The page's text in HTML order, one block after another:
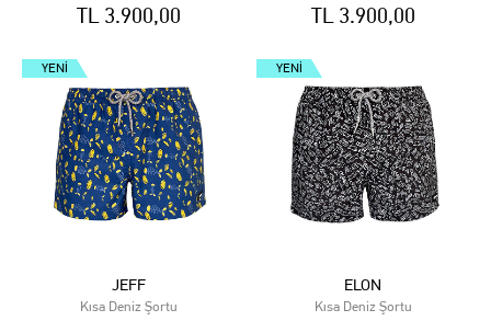
TL 3.900,00 TL 3.900,00
YENI
JEFF
Kısa Deniz Şortu
YENI
ELON
Kısa Deniz Şortu